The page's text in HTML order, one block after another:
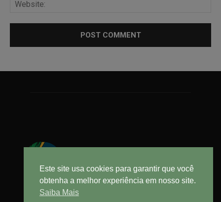
Este site usa cookies para garantir que você
obtenha a melhor experiência em nosso site.
Saiba Mais